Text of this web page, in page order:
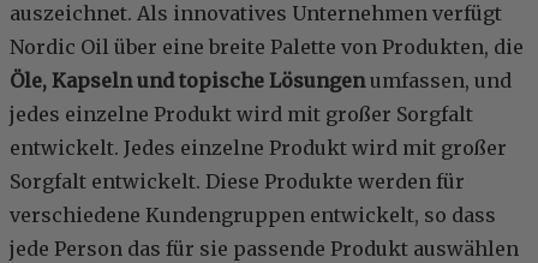
auszeichnet. Als innovatives Unternehmen verfügt
Nordic Oil über eine breite Palette von Produkten, die
Öle, Kapseln und topische Lösungenumfassen, und
jedes einzelne Produkt wird mit großer Sorgfalt
entwickelt. Jedes einzelne Produkt wird mit großer
Sorgfalt entwickelt. Diese Produkte werden für
verschiedene Kundengruppen entwickelt, so dass
jede Person das für sie passende Produkt auswählen